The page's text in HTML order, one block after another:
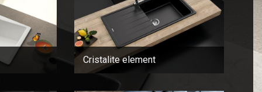
Cristalite element